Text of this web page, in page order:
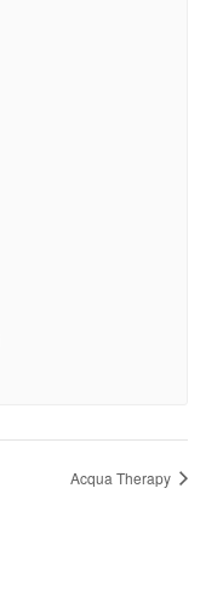
Acqua Therapy